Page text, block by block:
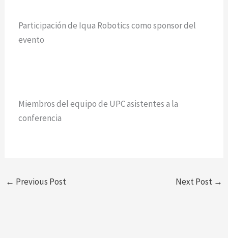
Participación de Iqua Robotics como sponsor del
evento
Miembros del equipo de UPC asistentes a la
conferencia
← Previous Post Next Post →